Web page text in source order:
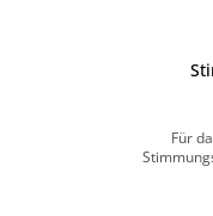
Für